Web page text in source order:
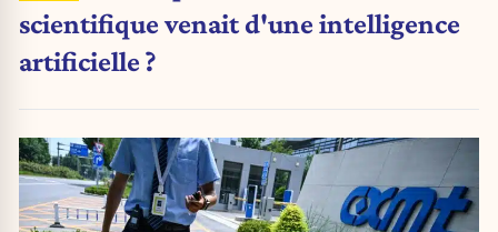
scientifique venait d'une intelligence
artificielle ?